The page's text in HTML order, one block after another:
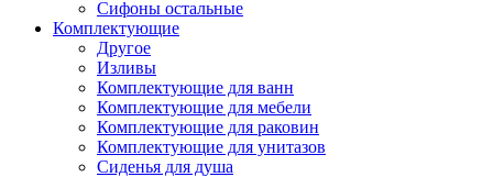
Сифоны остальные
Комплектующие
Другое
Изливы
Комплектующие для ванн
Комплектующие для мебели
Комплектующие для раковин
Комплектующие для унитазов
Сиденья для душа